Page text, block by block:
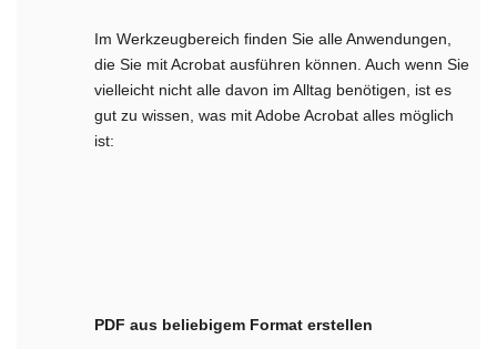
Im Werkzeugbereich finden Sie alle Anwendungen,
die Sie mit Acrobat ausführen können. Auch wenn Sie
vielleicht nicht alle davon im Alltag benötigen, ist es
gut zu wissen, was mit Adobe Acrobat alles möglich
ist:
PDF aus beliebigem Format erstellen